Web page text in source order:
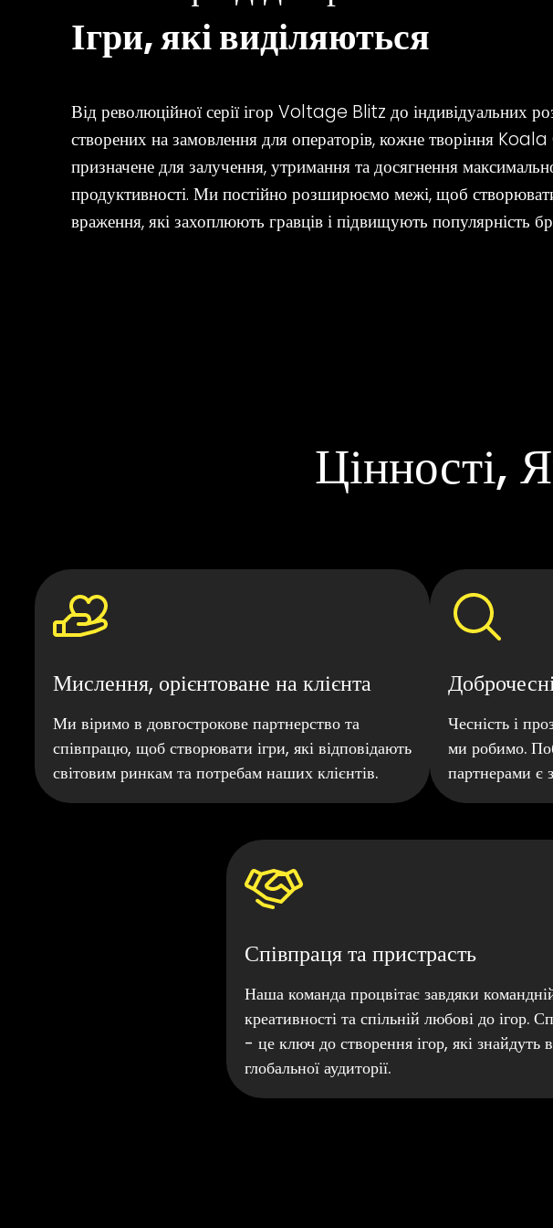
Ігри, які виділяються
Від революційної серії ігор Voltage Blitz до індивідуальних
створених на замовлення для операторів, кожне творіння
призначене для залучення, утримання та досягнення
продуктивності. Ми постійно розширюємо межі, щоб
враження, які захоплюють гравців і підвищують популярність
Цінності,
Мислення, орієнтоване на клієнта
Ми віримо в довгострокове партнерство та
співпрацю, щоб створювати ігри, які відповідають
світовим ринкам та потребам наших клієнтів.
Чесність і
ми робимо.
партнерами є
Співпраця та пристрасть
Наша команда процвітає завдяки
креативності та спільній любові до ігор.
- це ключ до створення ігор, які знайдуть
глобальної аудиторії.